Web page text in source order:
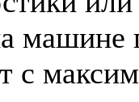
с